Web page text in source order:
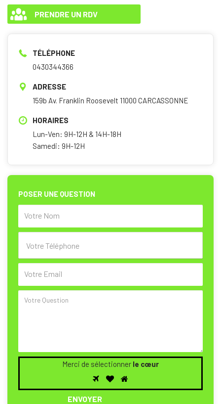
PRENDRE UN RDV
TÉLÉPHONE
0430344366
ADRESSE
159b Av. Franklin Roosevelt 11000 CARCASSONNE
HORAIRES
Lun-Ven: 9H-12H & 14H-18H
Samedi: 9H-12H
POSER UNE QUESTION
Merci de sélectionner le cœur
Merci
de
sélectionner